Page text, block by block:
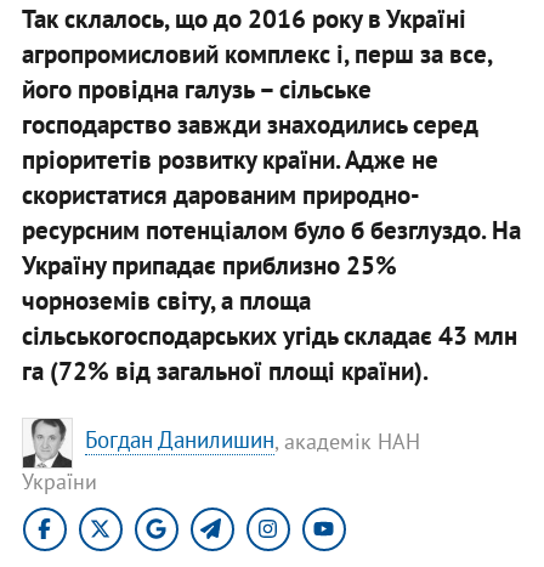
Так склалось, що до 2016 року в Україні
агропромисловий комплекс і, перш за все,
його провідна галузь – сільське
господарство завжди знаходились серед
пріоритетів розвитку країни. Адже не
скористатися дарованим природно-
ресурсним потенціалом було б безглуздо. На
Україну припадає приблизно 25%
чорноземів світу, а площа
сільськогосподарських угідь складає 43 млн
га (72% від загальної площі країни).
Богдан Данилишин, академік НАН
України